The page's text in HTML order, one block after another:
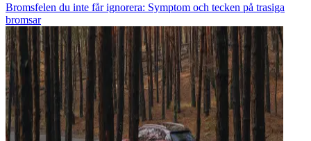
Bromsfelen du inte får ignorera: Symptom och tecken på trasiga
bromsar